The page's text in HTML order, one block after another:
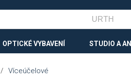
OPTICKÉ VYBAVENÍ STUDIO A
/ Víceúčelové